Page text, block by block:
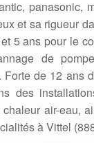
panasonic,
et sa rigueur
5 ans pour le
de
de 12 ans
des
air-eau,
à Vittel